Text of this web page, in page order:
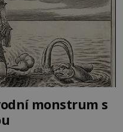
monstrum s